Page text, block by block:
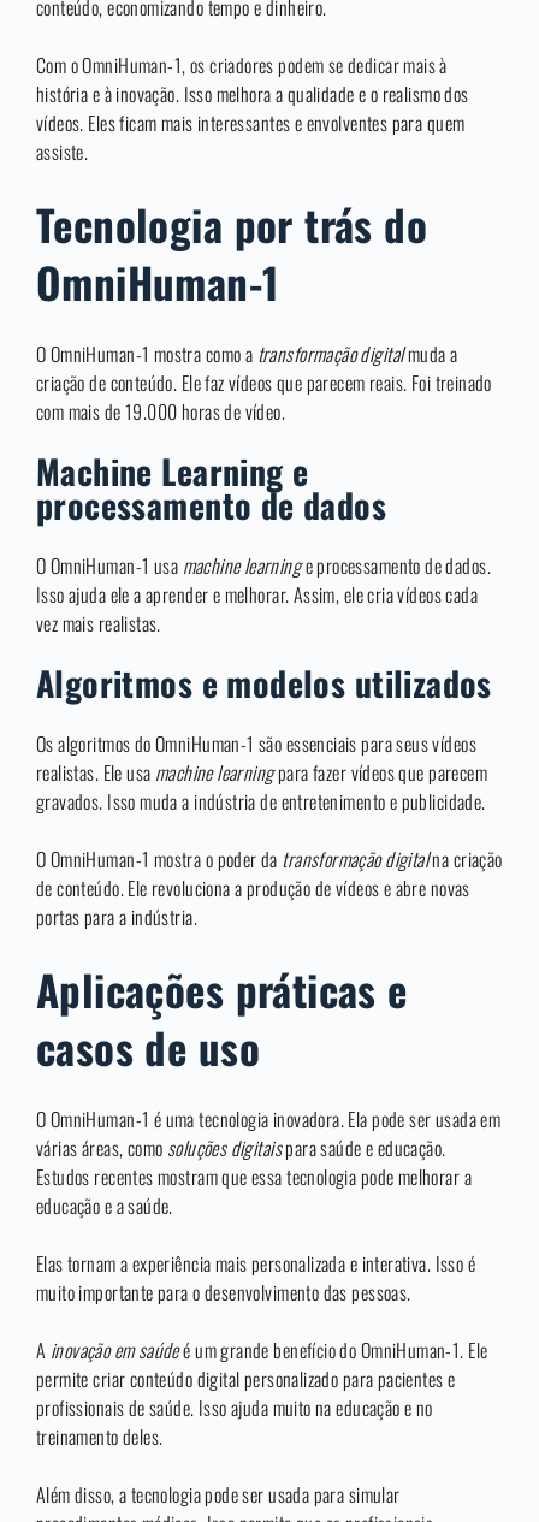
conteúdo, economizando tempo e dinheiro.
Com o OmniHuman-1, os criadores podem se dedicar mais à
história e à inovação. Isso melhora a qualidade e o realismo dos
vídeos. Eles ficam mais interessantes e envolventes para quem
assiste.
Tecnologia por trás do
OmniHuman-1
O OmniHuman-1 mostra como a transformação digitalmuda a
criação de conteúdo. Ele faz vídeos que parecem reais. Foi treinado
com mais de 19.000 horas de vídeo.
Machine Learning e
processamento de dados
O OmniHuman-1 usa machine learninge processamento de dados.
Isso ajuda ele a aprender e melhorar. Assim, ele cria vídeos cada
vez mais realistas.
Algoritmos e modelos utilizados
Os algoritmos do OmniHuman-1 são essenciais para seus vídeos
realistas. Ele usa machine learningpara fazer vídeos que parecem
gravados. Isso muda a indústria de entretenimento e publicidade.
O OmniHuman-1 mostra o poder da transformação digitalna criação
de conteúdo. Ele revoluciona a produção de vídeos e abre novas
portas para a indústria.
Aplicações práticas e
casos de uso
O OmniHuman-1 é uma tecnologia inovadora. Ela pode ser usada em
várias áreas, como soluções digitaispara saúde e educação.
Estudos recentes mostram que essa tecnologia pode melhorar a
educação e a saúde.
Elas tornam a experiência mais personalizada e interativa. Isso é
muito importante para o desenvolvimento das pessoas.
A inovação em saúdeé um grande benefício do OmniHuman-1. Ele
permite criar conteúdo digital personalizado para pacientes e
profissionais de saúde. Isso ajuda muito na educação e no
treinamento deles.
Além disso, a tecnologia pode ser usada para simular